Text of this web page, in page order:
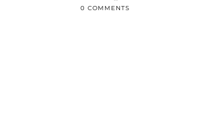
0 COMMENTS